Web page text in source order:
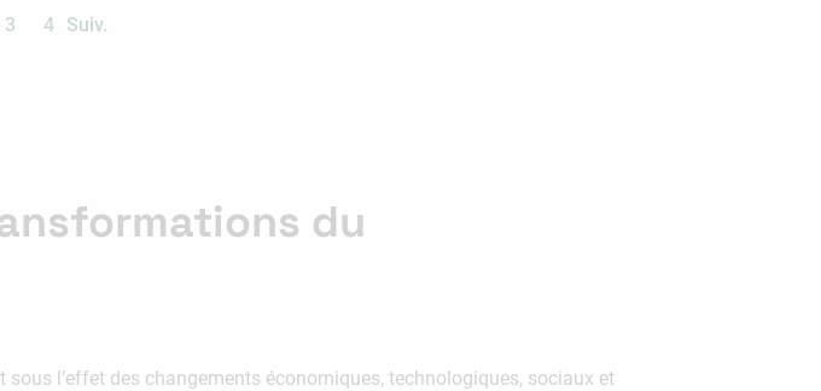
3 4 Suiv.
du
l’effet des changements économiques, technologiques, sociaux et